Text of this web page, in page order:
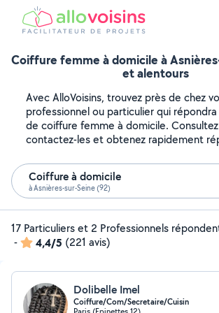
Coiffure femme à domicile à
et alentours
Avec AlloVoisins, trouvez près de chez
professionnel ou particulier qui
de coiffure femme à domicile.
contactez-les et obtenez rapidement
Coiffure à domicile
à Asnières-sur-Seine (92)
17 Particuliers et 2 Professionnels
-
4,4/5 (221 avis)
Dolibelle Imel
Coiffure/Com/Secretaire/Cuisin